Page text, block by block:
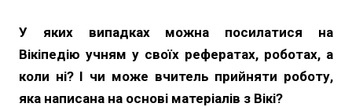
У яких випадках можна посилатися на
Вікіпедію учням у своїх рефератах, роботах, а
коли ні? І чи може вчитель прийняти роботу,
яка написана на основі матеріалів з Вікі?